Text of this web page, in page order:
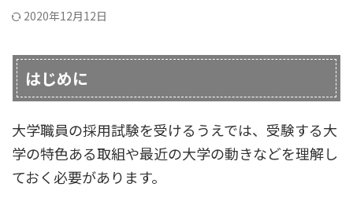
2020年12月12日
はじめに
大学職員の採用試験を受けるうえでは、受験する大
学の特色ある取組や最近の大学の動きなどを理解し
ておく必要があります。